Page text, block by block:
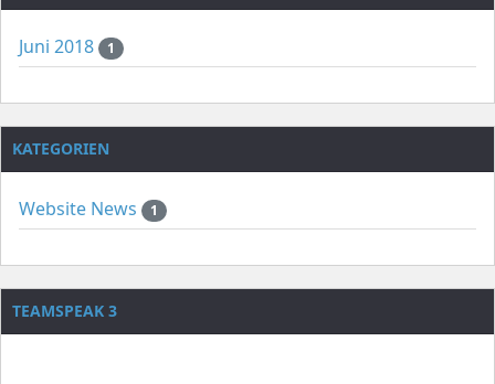
Juni 2018 1
KATEGORIEN
Website News 1
TEAMSPEAK 3